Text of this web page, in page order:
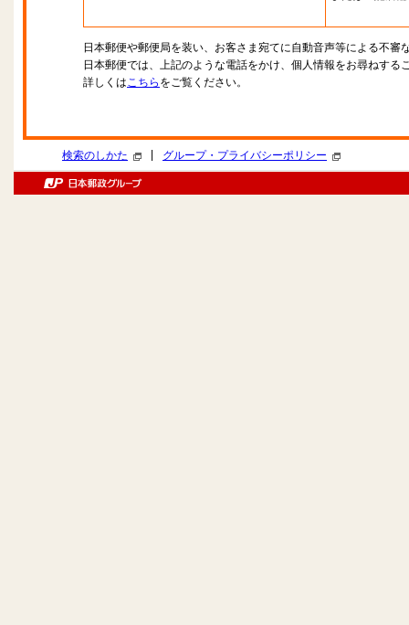
日本郵便や郵便局を装い、お客さま宛てに自動音声等による不審
日本郵便では、上記のような電話をかけ、個人情報をお尋ねする
詳しくはこちら をご覧ください。
検索のしかた グループ・プライバシーポリシー